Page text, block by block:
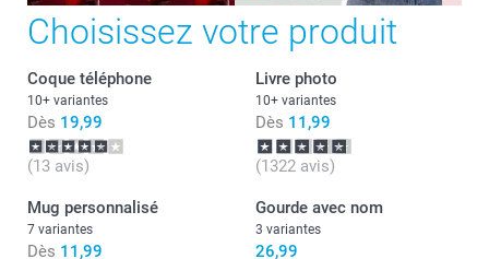
Choisissez votre produit
Coque téléphone
10+ variantes
Dès 19,99
(13 avis)
Livre photo
10+ variantes
Dès 11,99
(1322 avis)
Mug personnalisé
7 variantes
Dès 11,99
Gourde avec nom
3 variantes
26,99